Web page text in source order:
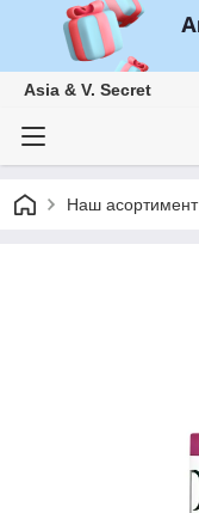
Asia & V. Secret
Наш асортимент